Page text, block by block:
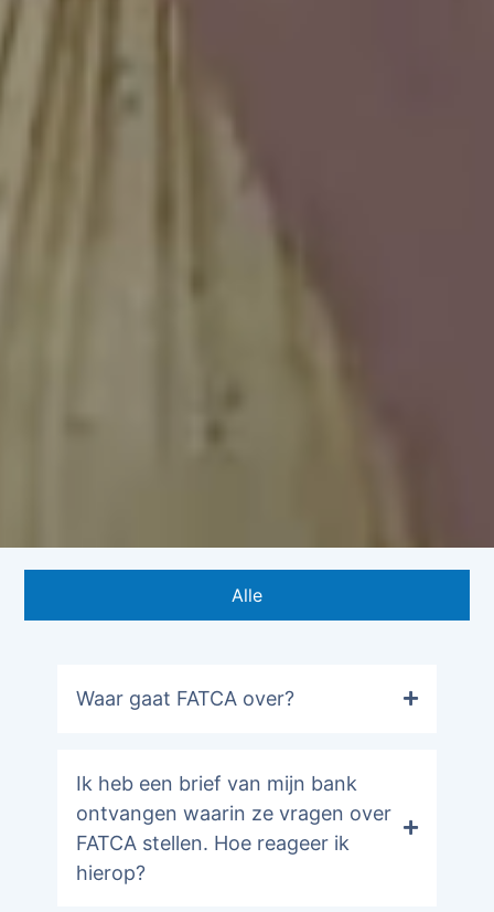
Alle
Waar gaat FATCA over?
Ik heb een brief van mijn bank
ontvangen waarin ze vragen over
FATCA stellen. Hoe reageer ik
hierop?